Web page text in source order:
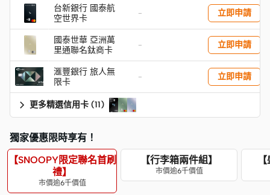
台新銀行 國泰航
空世界卡
- 立即申請
國泰世華 亞洲萬
里通聯名鈦商卡
- 立即申請
滙豐銀行 旅人無
限卡
- 立即申請
更多精選信用卡 (11)
獨家優惠限時享有！
【SNOOPY限定聯名首刷
禮】
市價逾6千價值
【行李箱兩件組】
市價逾6千價值